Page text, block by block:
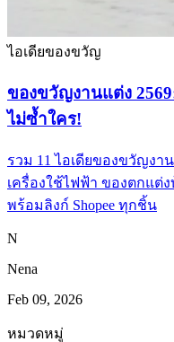
ไอเดียของขวัญ
ของขวัญงานแต่ง
ไม่ซ้ำใคร!
รวม 11 ไอเดียของขวัญงา
เครื่องใช้ไฟฟ้า ของตกแต่
พร้อมลิงก์ Shopee ทุกชิ้น
N
Nena
Feb 09, 2026
หมวดหมู่